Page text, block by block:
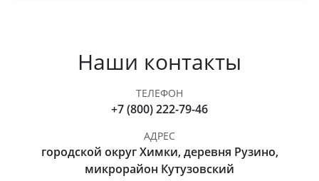
Наши контакты
ТЕЛЕФОН
+7 (800) 222-79-46
АДРЕС
городской округ Химки, деревня Рузино,
микрорайон Кутузовский